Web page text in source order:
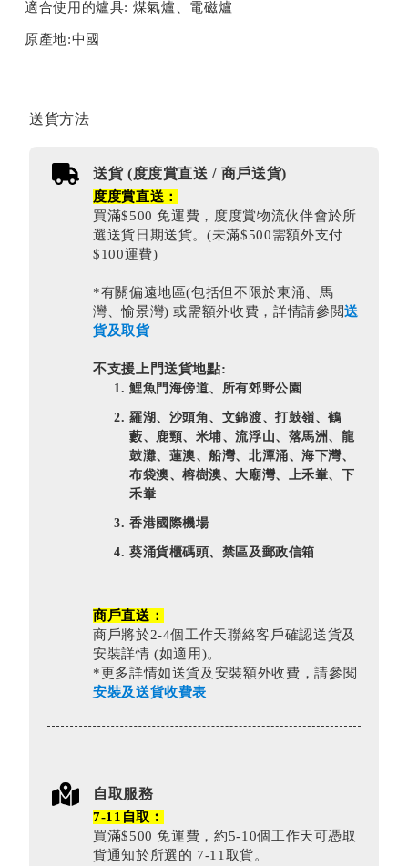
適合使用的爐具: 煤氣爐、電磁爐
原產地:中國
送貨方法
送貨 (度度賞直送 / 商戶送貨)
度度賞直送：
買滿$500 免運費，度度賞物流伙伴會於所
選送貨日期送貨。(未滿$500需額外支付
$100運費)
*有關偏遠地區(包括但不限於東涌、馬
灣、愉景灣) 或需額外收費，詳情請參閲送
貨及取貨
不支援上門送貨地點:
鯉魚門海傍道、所有郊野公園
羅湖、沙頭角、文錦渡、打鼓嶺、鶴
藪、鹿頸、米埔、流浮山、落馬洲、龍
鼓灘、蓮澳、船灣、北潭涌、海下灣、
布袋澳、榕樹澳、大廟灣、上禾輋、下
禾輋
香港國際機場
葵涌貨櫃碼頭、禁區及郵政信箱
商戶直送：
商戶將於2-4個工作天聯絡客戶確認送貨及
安裝詳情 (如適用)。
*更多詳情如送貨及安裝額外收費，請參閱
安裝及送貨收費表
自取服務
7-11自取︰
買滿$500 免運費，約5-10個工作天可憑取
貨通知於所選的 7-11取貨。